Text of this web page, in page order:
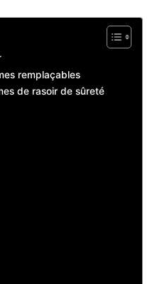
remplaçables
de rasoir de sûreté